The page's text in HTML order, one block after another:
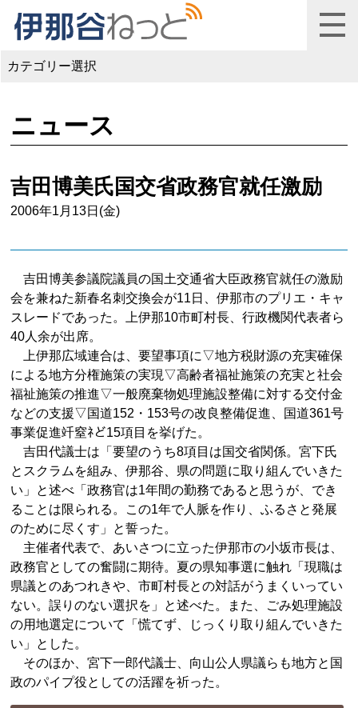
カテゴリー選択
ニュース
吉田博美氏国交省政務官就任激励
2006年1月13日(金)
吉田博美参議院議員の国土交通省大臣政務官就任の激励
会を兼ねた新春名刺交換会が11日、伊那市のプリエ・キャ
スレードであった。上伊那10市町村長、行政機関代表者ら
40人余が出席。
上伊那広域連合は、要望事項に▽地方税財源の充実確保
による地方分権施策の実現▽高齢者福祉施策の充実と社会
福祉施策の推進▽一般廃棄物処理施設整備に対する交付金
などの支援▽国道152・153号の改良整備促進、国道361号
事業促進竏窒ﾈど15項目を挙げた。
吉田代議士は「要望のうち8項目は国交省関係。宮下氏
とスクラムを組み、伊那谷、県の問題に取り組んでいきた
い」と述べ「政務官は1年間の勤務であると思うが、でき
ることは限られる。この1年で人脈を作り、ふるさと発展
のために尽くす」と誓った。
主催者代表で、あいさつに立った伊那市の小坂市長は、
政務官としての奮闘に期待。夏の県知事選に触れ「現職は
県議とのあつれきや、市町村長との対話がうまくいってい
ない。誤りのない選択を」と述べた。また、ごみ処理施設
の用地選定について「慌てず、じっくり取り組んでいきた
い」とした。
そのほか、宮下一郎代議士、向山公人県議らも地方と国
政のパイプ役としての活躍を祈った。